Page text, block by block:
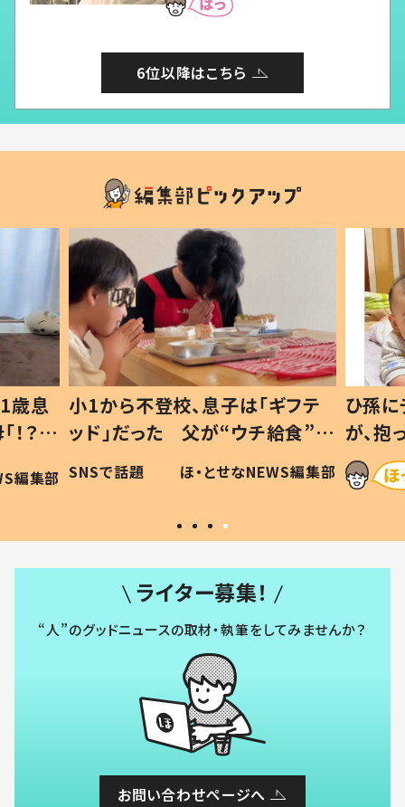
6位以降はこちら
歳息
？」
編集部
小1から不登校、息子は「ギフテ
ッド」だった 父が“ウチ給食”を
作り続ける理由とは #令和の親
#令和の子
SNSで話題 ほ・とせなNEWS編集部
ひ孫
が、
「涙が
い」
ライター募集！
“人”のグッドニュースの取材・執筆をしてみませんか？
お問い合わせページへ